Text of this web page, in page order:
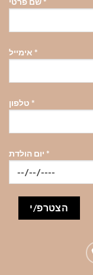
האפשרויות
המוצר
*
*
*